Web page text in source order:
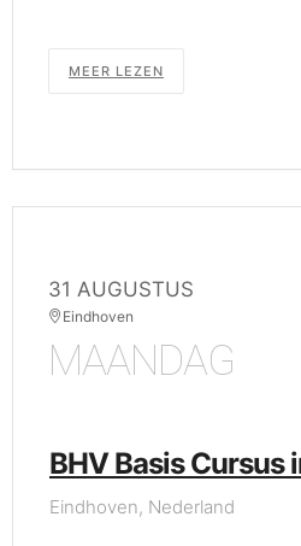
MEER LEZEN
31 AUGUSTUS
Eindhoven
MAANDAG
BHV Basis Cursus
Eindhoven, Nederland